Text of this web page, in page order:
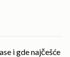
i gde najčešće